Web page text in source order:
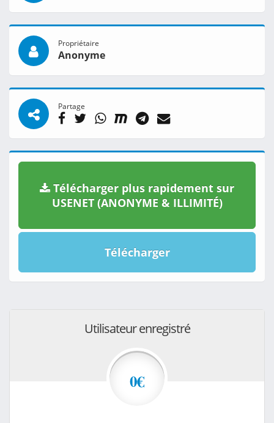
Propriétaire
Anonyme
Partage
Télécharger plus rapidement sur
USENET (ANONYME & ILLIMITÉ)
Télécharger
Utilisateur enregistré
0€